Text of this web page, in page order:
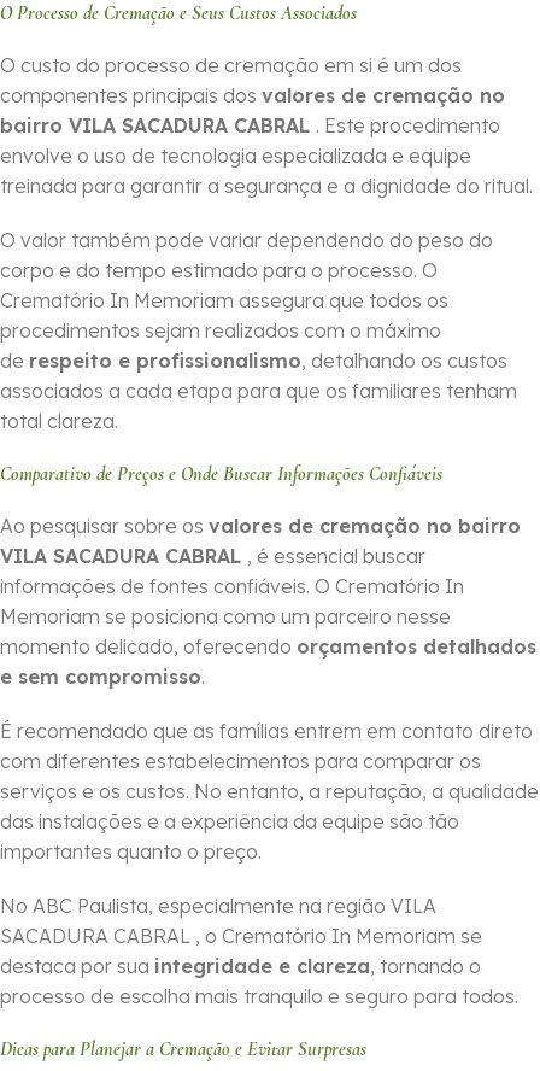
O Processo de Cremação e Seus Custos Associados
O custo do processo de cremação em si é um dos
componentes principais dos valores de cremação no
bairro VILA SACADURA CABRAL . Este procedimento
envolve o uso de tecnologia especializada e equipe
treinada para garantir a segurança e a dignidade do ritual.
O valor também pode variar dependendo do peso do
corpo e do tempo estimado para o processo. O
Crematório In Memoriam assegura que todos os
procedimentos sejam realizados com o máximo
de respeito e profissionalismo, detalhando os custos
associados a cada etapa para que os familiares tenham
total clareza.
Comparativo de Preços e Onde Buscar Informações Confiáveis
Ao pesquisar sobre os valores de cremação no bairro
VILA SACADURA CABRAL , é essencial buscar
informações de fontes confiáveis. O Crematório In
Memoriam se posiciona como um parceiro nesse
momento delicado, oferecendo orçamentos detalhados
e sem compromisso.
É recomendado que as famílias entrem em contato direto
com diferentes estabelecimentos para comparar os
serviços e os custos. No entanto, a reputação, a qualidade
das instalações e a experiência da equipe são tão
importantes quanto o preço.
No ABC Paulista, especialmente na região VILA
SACADURA CABRAL , o Crematório In Memoriam se
destaca por sua integridade e clareza, tornando o
processo de escolha mais tranquilo e seguro para todos.
Dicas para Planejar a Cremação e Evitar Surpresas